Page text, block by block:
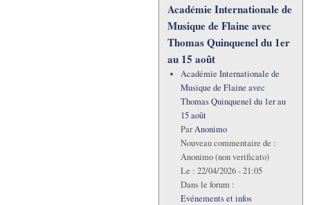
Académie Internationale de
Musique de Flaine avec
Thomas Quinquenel du 1er
au 15 août
Académie Internationale de
Musique de Flaine avec
Thomas Quinquenel du 1er au
15 août
ParAnonimo
Nouveau commentaire de :
Anonimo (non verificato)
Le : 22/04/2026 - 21:05
Dans le forum :
Evénements et infos